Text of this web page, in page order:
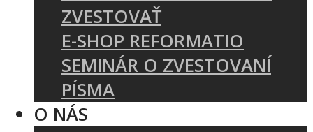
ZVESTOVAŤ
E-SHOP REFORMATIO
SEMINÁR O ZVESTOVANÍ
PÍSMA
O NÁS